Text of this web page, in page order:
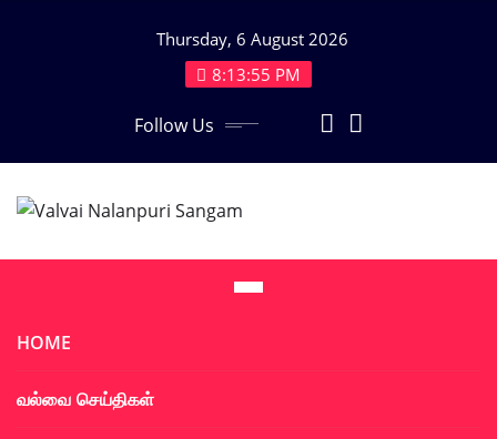
Thursday, 6 August 2026
8:13:56 PM
Follow Us
HOME
வல்வை செய்திகள்